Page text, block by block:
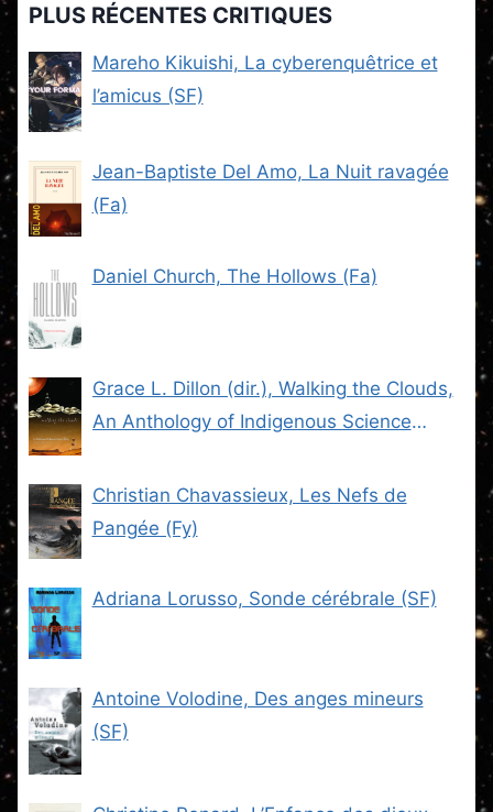
PLUS RÉCENTES CRITIQUES
Mareho Kikuishi, La cyberenquêtrice et
l’amicus (SF)
Jean-Baptiste Del Amo, La Nuit ravagée
(Fa)
Daniel Church, The Hollows (Fa)
Grace L. Dillon (dir.), Walking the Clouds,
An Anthology of Indigenous Science
Christian Chavassieux, Les Nefs de
Pangée (Fy)
Adriana Lorusso, Sonde cérébrale (SF)
Antoine Volodine, Des anges mineurs
(SF)